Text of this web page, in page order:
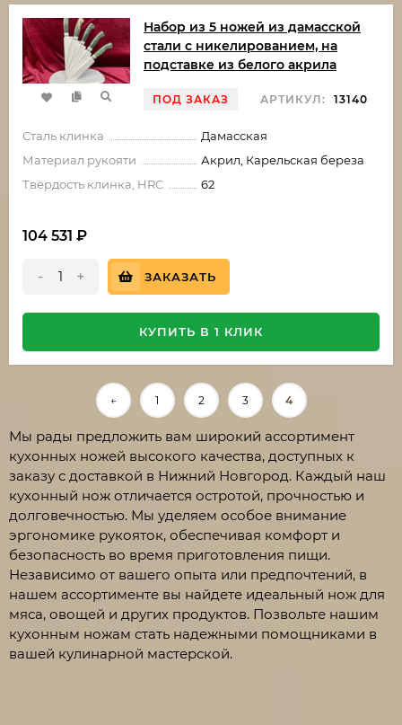
Набор из 5 ножей из дамасской
стали с никелированием, на
подставке из белого акрила
ПОД ЗАКАЗ АРТИКУЛ: 13140
Сталь клинка
Дамасская
Материал рукояти
Акрил, Карельская береза
Твёрдость клинка, HRC
62
104 531 ₽
- + ЗАКАЗАТЬ
КУПИТЬ В 1 КЛИК
← 1 2 3 4
Мы рады предложить вам широкий ассортимент
кухонных ножей высокого качества, доступных к
заказу с доставкой в Нижний Новгород. Каждый наш
кухонный нож отличается остротой, прочностью и
долговечностью. Мы уделяем особое внимание
эргономике рукояток, обеспечивая комфорт и
безопасность во время приготовления пищи.
Независимо от вашего опыта или предпочтений, в
нашем ассортименте вы найдете идеальный нож для
мяса, овощей и других продуктов. Позвольте нашим
кухонным ножам стать надежными помощниками в
вашей кулинарной мастерской.